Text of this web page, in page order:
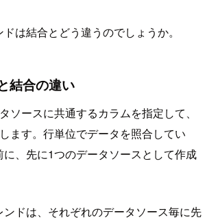
は結合とどう違うのでしょうか。
結合の違い
ソースに共通するカラムを指定して、
ます。行単位でデータを照合してい
に、先に1つのデータソースとして作成
ドは、それぞれのデータソース毎に先